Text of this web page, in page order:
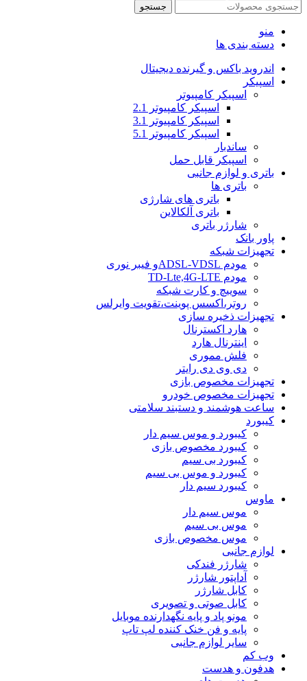
جستجو
منو
دسته بندی ها
اندروید باکس و گیرنده دیجیتال
اسپیکر
اسپیکر کامپیوتر
اسپیکر کامپیوتر 2.1
اسپیکر کامپیوتر 3.1
اسپیکر کامپیوتر 5.1
ساندبار
اسپیکر قابل حمل
باتری و لوازم جانبی
باتری ها
باتری های شارژی
باتری آلکالاین
شارژر باتری
پاور بانک
تجهیزات شبکه
مودم ADSL-VDSLو فیبر نوری
مودم TD-Lte,4G-LTE
سوییچ و کارت شبکه
روتر،اکسس پوینت،تقویت وایرلس
تجهیزات ذخیره سازی
هارد اکسترنال
اینترنال هارد
فلش مموری
دی وی دی رایتر
تجهیزات مخصوص بازی
تجهیزات مخصوص خودرو
ساعت هوشمند و دستبند سلامتی
کیبورد
کیبورد و موس سیم دار
کیبورد مخصوص بازی
کیبورد بی سیم
کیبورد و موس بی سیم
کیبورد سیم دار
ماوس
موس سیم دار
موس بی سیم
موس مخصوص بازی
لوازم جانبی
شارژر فندکی
آداپتور شارژر
کابل شارژر
کابل صوتی و تصویری
مونو پاد و پایه نگهدارنده موبایل
پایه و فن خنک کننده لپ تاپ
سایر لوازم جانبی
وب کم
هدفون و هدست